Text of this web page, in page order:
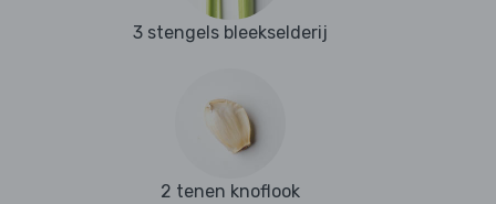
3 stengels bleekselderij
2 tenen knoflook